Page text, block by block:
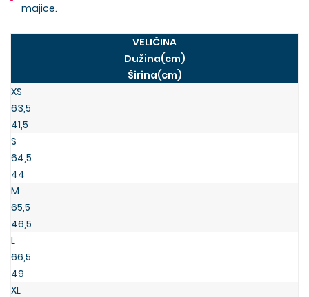
majice.
VELIČINA
Dužina(cm)
Širina(cm)
XS
63,5
41,5
S
64,5
44
M
65,5
46,5
L
66,5
49
XL